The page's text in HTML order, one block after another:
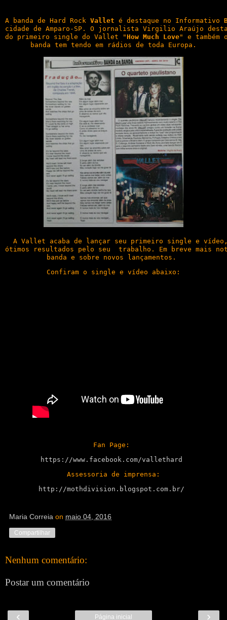
A banda de Hard Rock Vallet é destaque no Informativo
cidade de Amparo-SP. O jornalista Virgilio Araújo
do primeiro single do Vallet "How Much Love" e também
banda tem tendo em rádios de toda Europa.
A Vallet acaba de lançar seu primeiro single e
ótimos resultados pelo seu  trabalho. Em breve mais
banda e sobre novos lançamentos.
Confiram o single e vídeo abaixo:
Fan Page:
https://www.facebook.com/vallethard
Assessoria de imprensa:
http://mothdivision.blogspot.com.br/
Maria Correia on maio 04, 2016
Compartilhar
Nenhum comentário:
Postar um comentário
‹ ›
Página inicial